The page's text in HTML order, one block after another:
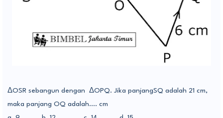
ΔOSR sebangun dengan
ΔOPQ. Jika panjangSQ adalah 21 cm,
maka panjang OQ adalah…. cm